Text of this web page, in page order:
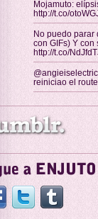
Mojamuto:
http://t.co/
No puedo parar
con GIFs) Y con
http://t.co/
reiniciao el